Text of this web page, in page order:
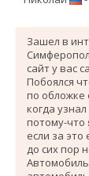
Зашел в
сайт у вас
Побоялся
по обложке
когда
потому-
если за
до сих пор